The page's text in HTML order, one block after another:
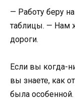
— Работу беру
таблицы. — Нам
дороги.
Если вы когда-
вы знаете, как
была